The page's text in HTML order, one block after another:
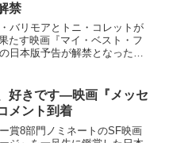
禁
バリモアとトニ・コレットが
たす映画『マイ・ベスト・フ
日本版予告が解禁となった。
ら初体験まで、互いの全てを
ミリー(ト...
好きです―映画『メッセ
メント到着
賞8部門ノミネートのSF映画